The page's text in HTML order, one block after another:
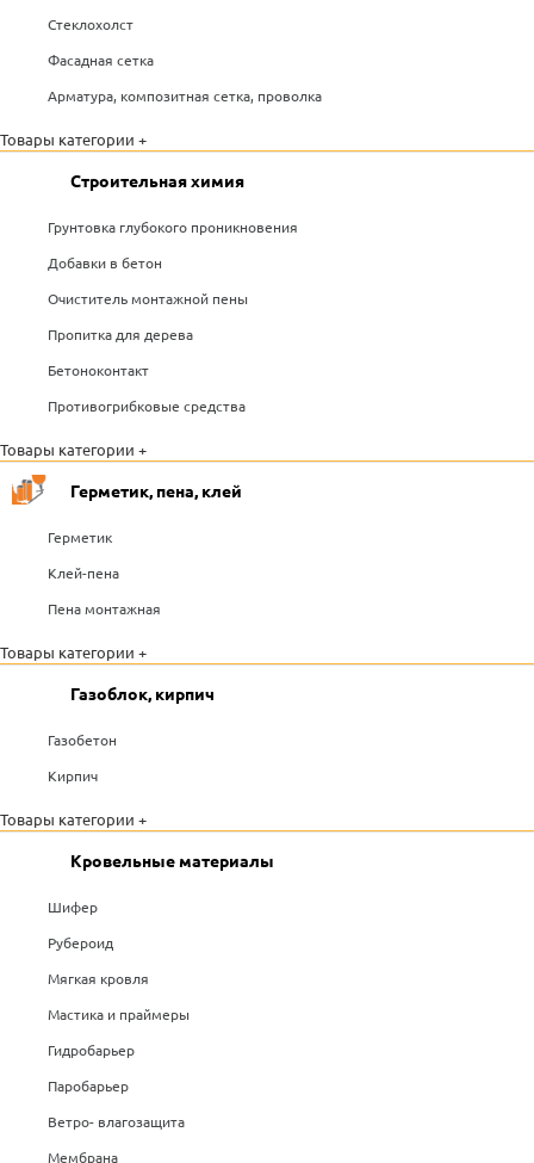
Стеклохолст
Фасадная сетка
Арматура, композитная сетка, проволка
Товары категории +
Строительная химия
Грунтовка глубокого проникновения
Добавки в бетон
Очиститель монтажной пены
Пропитка для дерева
Бетоноконтакт
Противогрибковые средства
Товары категории +
Герметик, пена, клей
Герметик
Клей-пена
Пена монтажная
Товары категории +
Газоблок, кирпич
Газобетон
Кирпич
Товары категории +
Кровельные материалы
Шифер
Рубероид
Мягкая кровля
Мастика и праймеры
Гидробарьер
Паробарьер
Ветро- влагозащита
Мембрана